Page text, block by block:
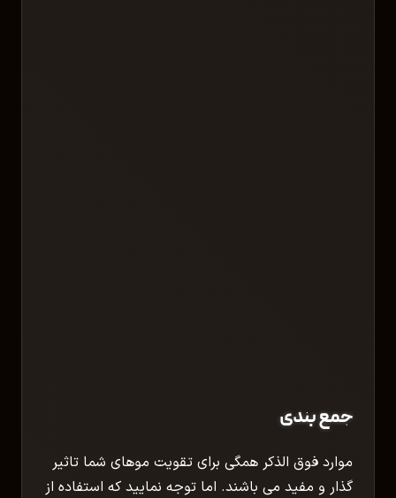
جمع بندی
موارد فوق الذکر همگی برای تقویت موهای شما تاثیر
گذار و مفید می باشند. اما توجه نمایید که استفاده از